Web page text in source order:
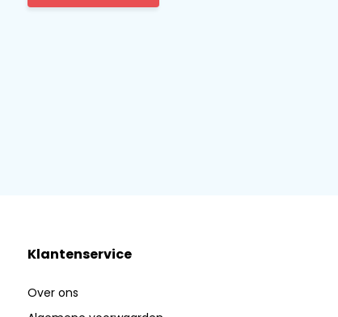
Klantenservice
Over ons